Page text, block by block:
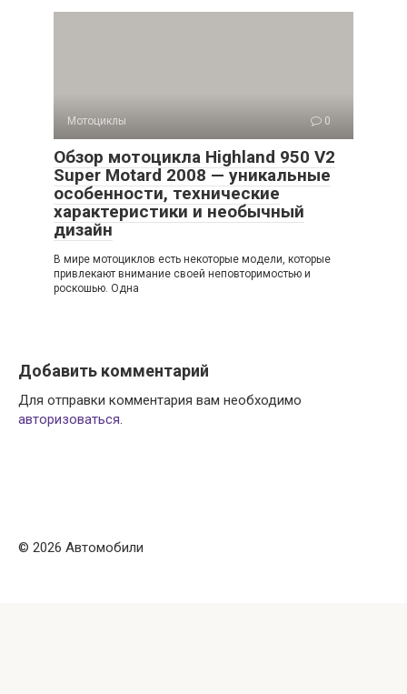
Мотоциклы 0
Обзор мотоцикла Highland 950 V2
Super Motard 2008 — уникальные
особенности, технические
характеристики и необычный
дизайн
В мире мотоциклов есть некоторые модели, которые
привлекают внимание своей неповторимостью и
роскошью. Одна
Добавить комментарий
Для отправки комментария вам необходимо
авторизоваться.
© 2026 Автомобили